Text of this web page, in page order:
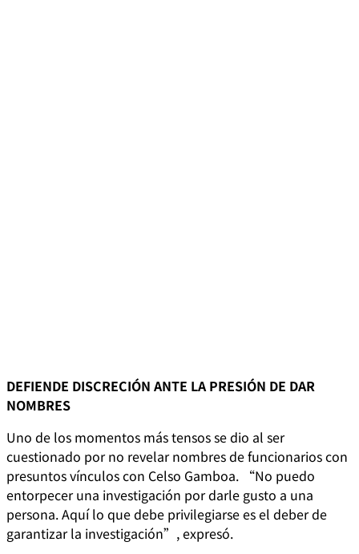
DEFIENDE DISCRECIÓN ANTE LA PRESIÓN DE DAR
NOMBRES
Uno de los momentos más tensos se dio al ser
cuestionado por no revelar nombres de funcionarios con
presuntos vínculos con Celso Gamboa. “No puedo
entorpecer una investigación por darle gusto a una
persona. Aquí lo que debe privilegiarse es el deber de
garantizar la investigación”, expresó.